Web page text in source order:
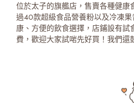
位於太子的旗艦店，售賣各種健康
過40款超級食品營養粉以及冷凍
康、方便的飲食選擇，店鋪設有試
費，歡迎大家試啱先好買！我們還